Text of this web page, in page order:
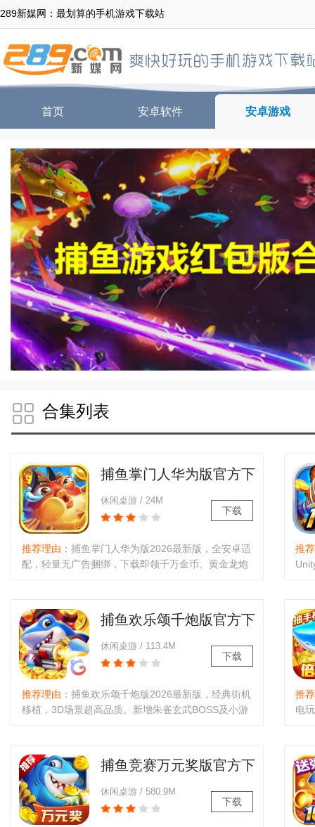
289新媒网：最划算的手机游戏下载站
首页 安卓软件 安卓游戏
合集列表
捕鱼掌门人华为版官方下
载2026最新版
休闲桌游 / 24M
下载
推荐理由 ：捕鱼掌门人华为版2026最新版，全安卓适
配，轻量无广告捆绑，下载即领千万金币、黄金龙炮
浸。含竞技比赛、实物兑换，爆金闯关福利拉满，捕
鱼爱好者必冲！..
推
集
量
助
捕鱼欢乐颂千炮版官方下
载2026最新版
休闲桌游 / 113.4M
下载
推荐理由 ：捕鱼欢乐颂千炮版2026最新版，经典街机
移植，3D场景超高品质。新增朱雀玄武BOSS及小游
随时随地畅玩，每次出海满载而归。..
推
电
机
将
捕鱼竞赛万元奖版官方下
载最新版
休闲桌游 / 580.9M
下载